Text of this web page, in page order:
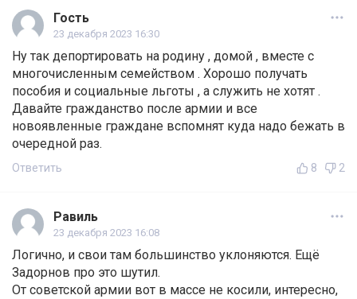
Гость
23 декабря 2023 16:30
Ну так депортировать на родину , домой , вместе с
многочисленным семейством . Хорошо получать
пособия и социальные льготы , а служить не хотят .
Давайте гражданство после армии и все
новоявленные граждане вспомнят куда надо бежать в
очередной раз.
Ответить 8 2
Равиль
23 декабря 2023 16:08
Логично, и свои там большинство уклоняются. Ещё
Задорнов про это шутил.
От советской армии вот в массе не косили, интересно,